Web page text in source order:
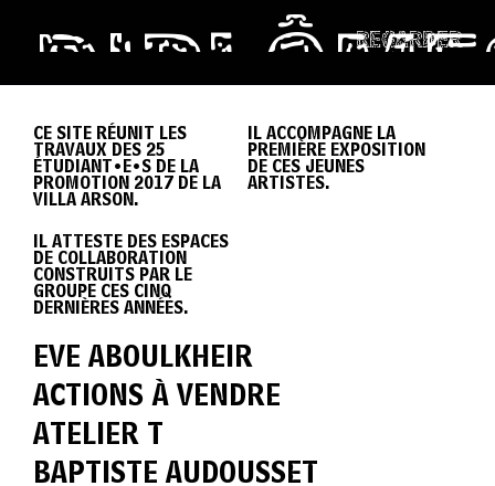
REGARDER
VILLA
ARSON
2017
CE SITE RÉUNIT LES
TRAVAUX DES 25
ÉTUDIANT•E•S DE LA
PROMOTION 2017 DE LA
VILLA ARSON.
IL ACCOMPAGNE LA
PREMIÈRE EXPOSITION
DE CES JEUNES
ARTISTES.
IL ATTESTE DES ESPACES
DE COLLABORATION
CONSTRUITS PAR LE
GROUPE CES CINQ
DERNIÈRES ANNÉES.
EVE ABOULKHEIR
ACTIONS À VENDRE
ATELIER T
BAPTISTE AUDOUSSET